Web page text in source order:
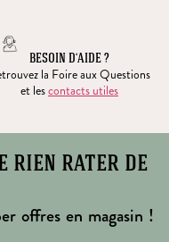
BESOIN D’AIDE ?
la Foire aux Questions
et lescontacts utiles
rien rater de
offres en magasin !